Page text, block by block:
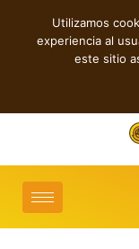
Rock, folk e indie:
Utilizamos
experiencia al
este sitio